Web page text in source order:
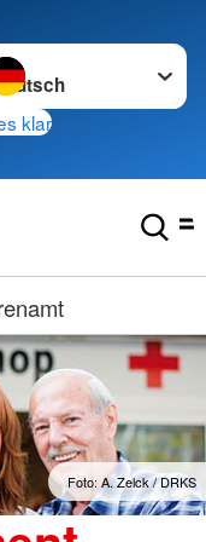
wechseln zu
klar
Foto: A. Zelck / DRKS